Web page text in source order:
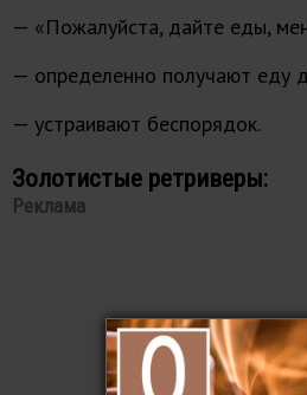
— «Пожалуйста, дайте еды,
— определенно получают еду
— устраивают беспорядок.
Золотистые ретриверы:
Реклама